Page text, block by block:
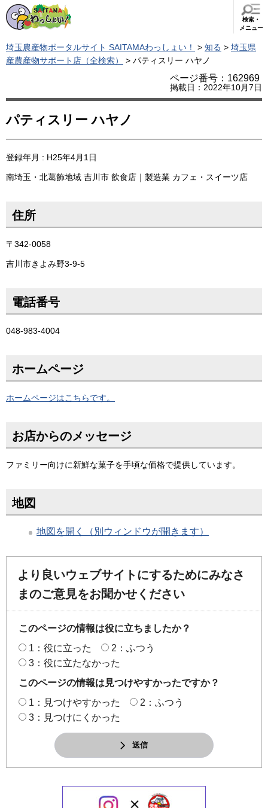
検索・
メニュー
埼玉農産物ポータルサイト SAITAMAわっしょい！ > 知る > 埼玉県
産農産物サポート店（全検索）
> パティスリー ハヤノ
ページ番号：162969
掲載日：2022年10月7日
パティスリー ハヤノ
登録年月 : H25年4月1日
南埼玉・北葛飾地域 吉川市 飲食店｜製造業 カフェ・スイーツ店
住所
〒342-0058
吉川市きよみ野3-9-5
電話番号
048-983-4004
ホームページ
ホームページはこちらです。
お店からのメッセージ
ファミリー向けに新鮮な菓子を手頃な価格で提供しています。
地図
地図を開く（別ウィンドウが開きます）
より良いウェブサイトにするためにみなさ
まのご意見をお聞かせください
このページの情報は役に立ちましたか？
1：役に立った
2：ふつう
3：役に立たなかった
このページの情報は見つけやすかったですか？
1：見つけやすかった
2：ふつう
3：見つけにくかった
送信